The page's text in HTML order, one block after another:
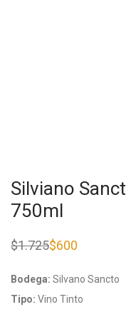
Silviano
750ml
$1.725
El
era:
$600
El
es:
Bodega: Silvano Sancto
Tipo: Vino Tinto